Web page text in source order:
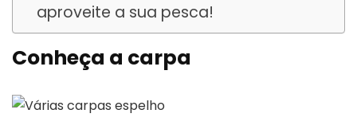
aproveite a sua pesca!
Conheça a carpa